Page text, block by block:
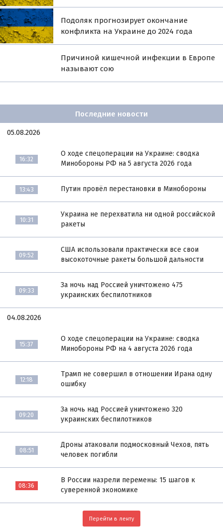
Подоляк прогнозирует окончание
конфликта на Украине до 2024 года
Причиной кишечной инфекции в Европе
называют сою
Последние новости
05.08.2026
16:32
О ходе спецоперации на Украине: сводка
Минобороны РФ на 5 августа 2026 года
13:43 Путин провёл перестановки в Минобороны
10:31
Украина не перехватила ни одной российской
ракеты
09:52
США использовали практически все свои
высокоточные ракеты большой дальности
09:33
За ночь над Россией уничтожено 475
украинских беспилотников
04.08.2026
15:37
О ходе спецоперации на Украине: сводка
Минобороны РФ на 4 августа 2026 года
12:18
Трамп не совершил в отношении Ирана одну
ошибку
09:20
За ночь над Россией уничтожено 320
украинских беспилотников
08:51
Дроны атаковали подмосковный Чехов, пять
человек погибли
08:36
В России назрели перемены: 15 шагов к
суверенной экономике
Перейти в ленту